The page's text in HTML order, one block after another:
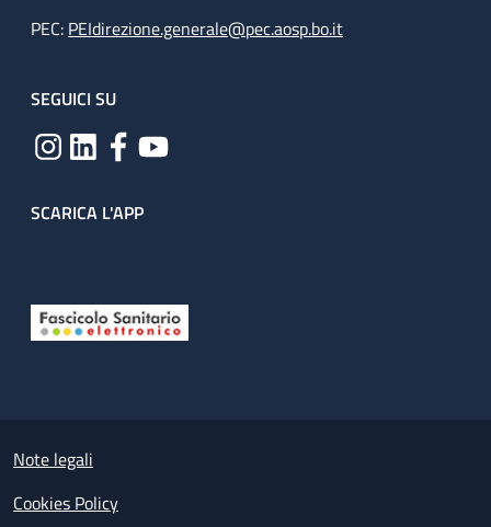
PEC: PEIdirezione.generale@pec.aosp.bo.it
SEGUICI SU
SCARICA L'APP
Small prints
Note legali
Cookies Policy